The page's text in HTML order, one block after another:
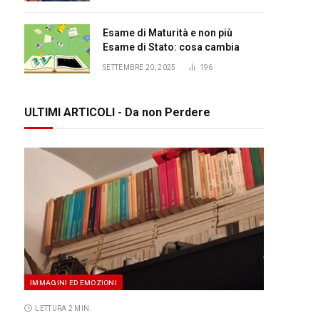
Esame di Maturità e non più
Esame di Stato: cosa cambia
SETTEMBRE 20, 2025 196
ULTIMI ARTICOLI - Da non Perdere
IMMAGINI ED EMOZIONI
LETTURA 2 MIN.